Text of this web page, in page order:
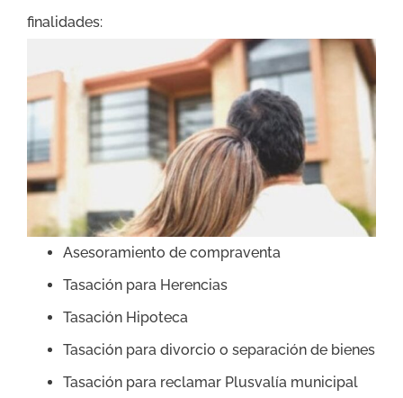
finalidades:
Asesoramiento de compraventa
Tasación para Herencias
Tasación Hipoteca
Tasación para divorcio o separación de bienes
Tasación para reclamar Plusvalía municipal